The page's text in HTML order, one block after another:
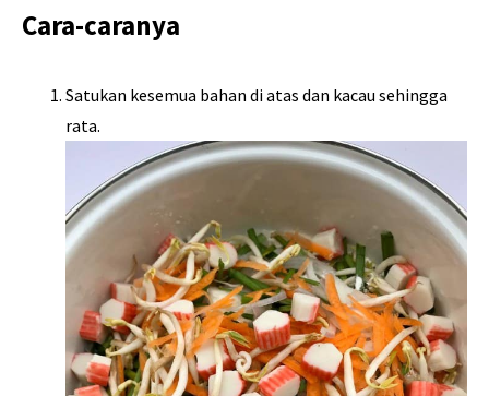
Cara-caranya
Satukan kesemua bahan di atas dan kacau sehingga
rata.